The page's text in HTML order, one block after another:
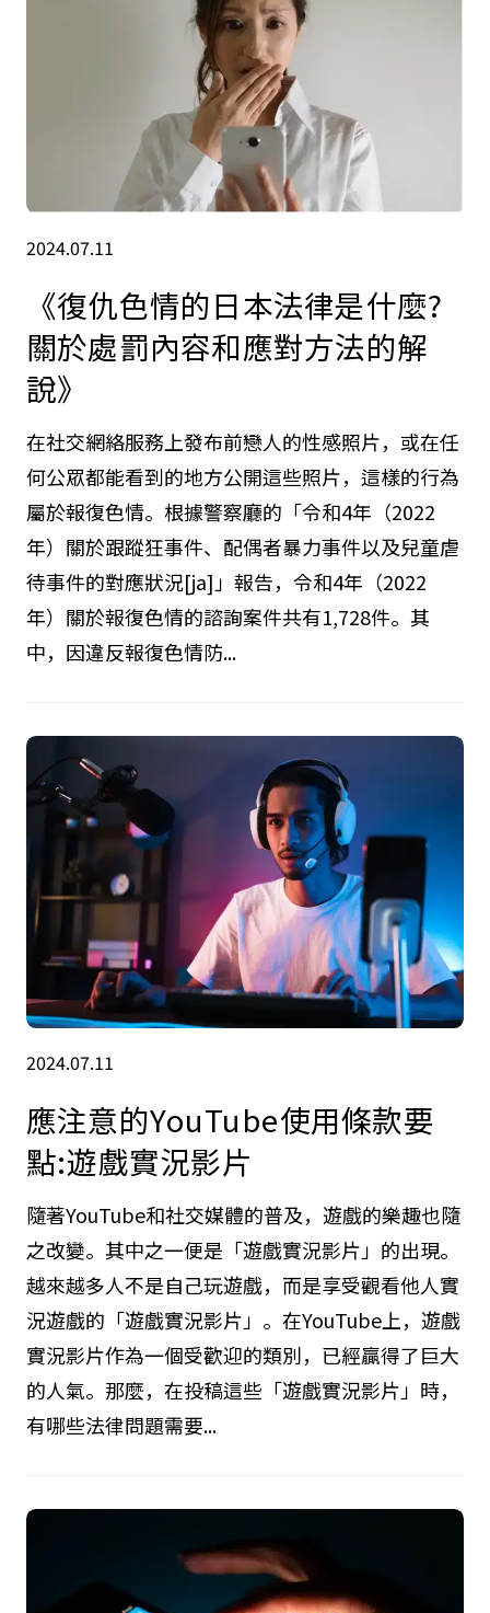
2024.07.11
《復仇色情的日本法律是什麼?
關於處罰內容和應對方法的解
說》
在社交網絡服務上發布前戀人的性感照片，或在任
何公眾都能看到的地方公開這些照片，這樣的行為
屬於報復色情。根據警察廳的「令和4年（2022
年）關於跟蹤狂事件、配偶者暴力事件以及兒童虐
待事件的對應狀況[ja]」報告，令和4年（2022
年）關於報復色情的諮詢案件共有1,728件。其
中，因違反報復色情防...
2024.07.11
應注意的YouTube使用條款要
點:遊戲實況影片
隨著YouTube和社交媒體的普及，遊戲的樂趣也隨
之改變。其中之一便是「遊戲實況影片」的出現。
越來越多人不是自己玩遊戲，而是享受觀看他人實
況遊戲的「遊戲實況影片」。在YouTube上，遊戲
實況影片作為一個受歡迎的類別，已經贏得了巨大
的人氣。那麼，在投稿這些「遊戲實況影片」時，
有哪些法律問題需要...